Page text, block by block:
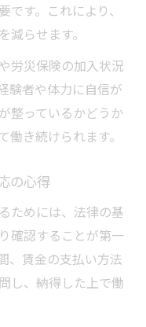
約確認方法
その注意点
ぶコツ
す。これにより、
らせます。
労災保険の加入状況
験者や体力に自信が
整っているかどうか
き続けられます。
の心得
ためには、法律の基
確認することが第一
、賃金の支払い方法
し、納得した上で働